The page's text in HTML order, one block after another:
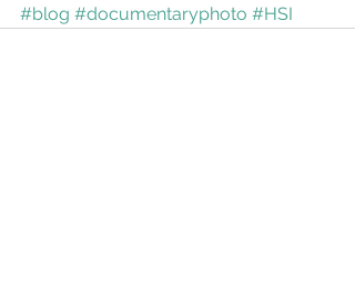
#blog #documentaryphoto #HSI